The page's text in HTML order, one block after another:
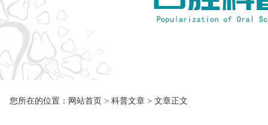
您所在的位置： 网站首页 > 科普文章 > 文章正文